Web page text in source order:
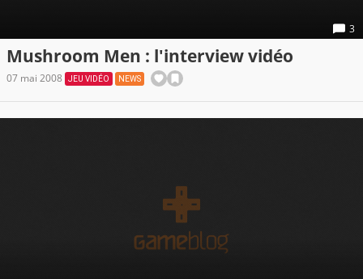
3
Mushroom Men : l'interview vidéo
07 mai 2008 JEU VIDÉO NEWS